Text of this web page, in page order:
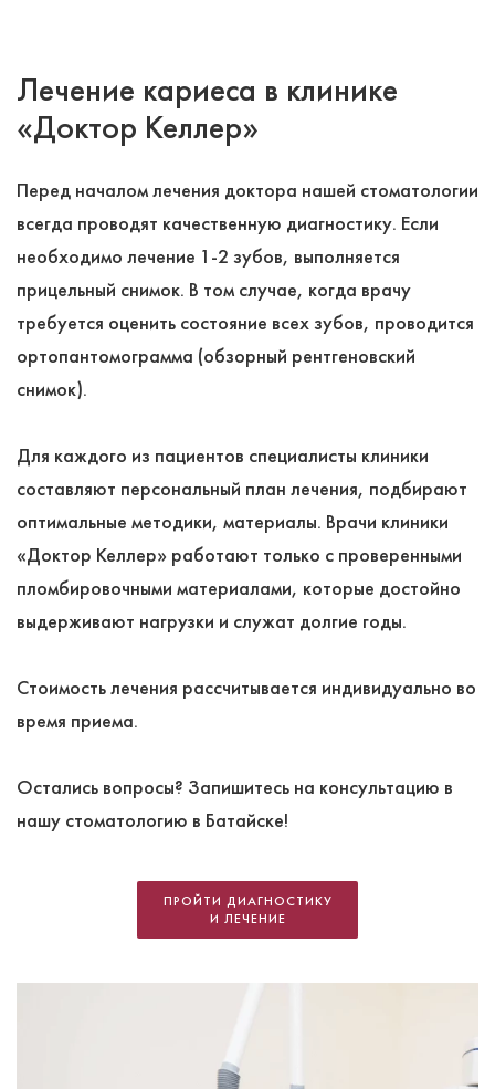
Лечение кариеса в клинике
«Доктор Келлер»
Перед началом лечения доктора нашей стоматологии
всегда проводят качественную диагностику. Если
необходимо лечение 1-2 зубов, выполняется
прицельный снимок. В том случае, когда врачу
требуется оценить состояние всех зубов, проводится
ортопантомограмма (обзорный рентгеновский
снимок).
Для каждого из пациентов специалисты клиники
составляют персональный план лечения, подбирают
оптимальные методики, материалы. Врачи клиники
«Доктор Келлер» работают только с проверенными
пломбировочными материалами, которые достойно
выдерживают нагрузки и служат долгие годы.
Стоимость лечения рассчитывается индивидуально во
время приема.
Остались вопросы? Запишитесь на консультацию в
нашу стоматологию в Батайске!
ПРОЙТИ ДИАГНОСТИКУ
И ЛЕЧЕНИЕ